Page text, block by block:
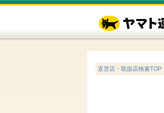
直営店・取扱店検索TOP